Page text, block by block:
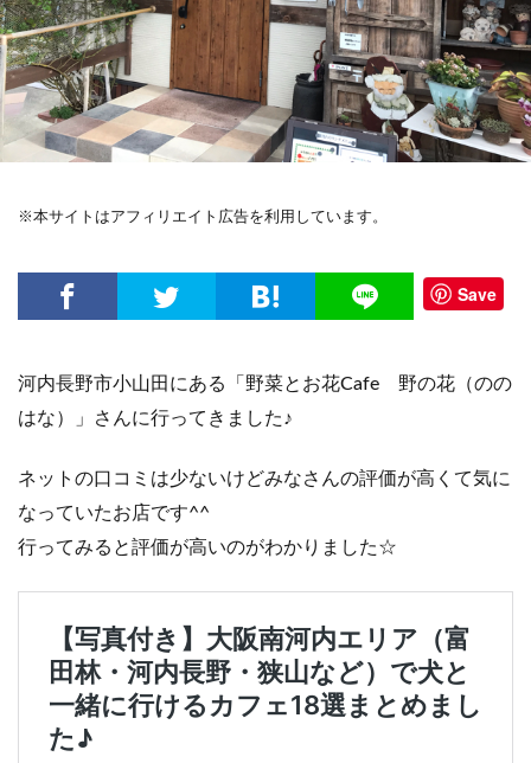
※本サイトはアフィリエイト広告を利用しています。
Save
河内長野市小山田にある「野菜とお花Cafe 野の花（のの
はな）」さんに行ってきました♪
ネットの口コミは少ないけどみなさんの評価が高くて気に
なっていたお店です^^
行ってみると評価が高いのがわかりました☆